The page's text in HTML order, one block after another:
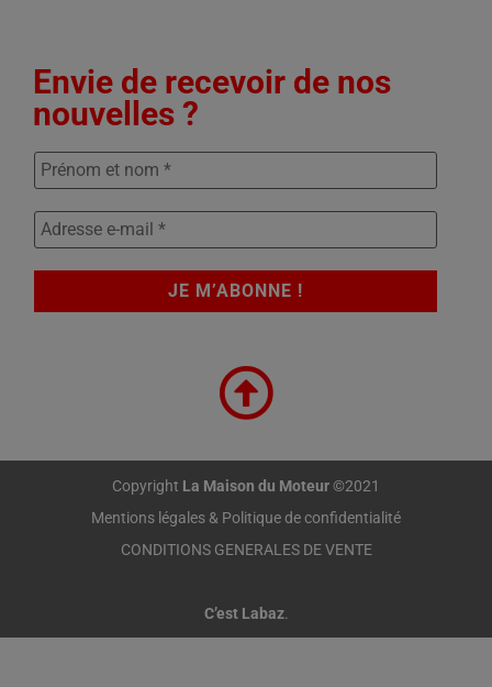
Envie de recevoir de nos
nouvelles ?
Copyright La Maison du Moteur©2021
Mentions légales & Politique de confidentialité
CONDITIONS GENERALES DE VENTE
C’est Labaz.